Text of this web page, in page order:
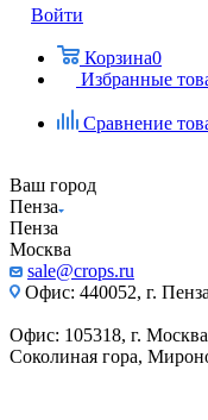
Войти
Корзина0
Избранные
Сравнение
Ваш город
Пенза
Пенза
Москва
sale@crops.ru
Офис: 440052, г.
Офис: 105318, г.
Соколиная гора,